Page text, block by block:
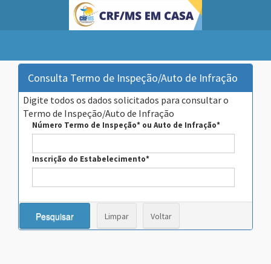
Consulta Termo de Inspeção/Auto de Infração
Digite todos os dados solicitados para consultar o
Termo de Inspeção/Auto de Infração
Número Termo de Inspeção* ou Auto de Infração*
Inscrição do Estabelecimento*
Pesquisar